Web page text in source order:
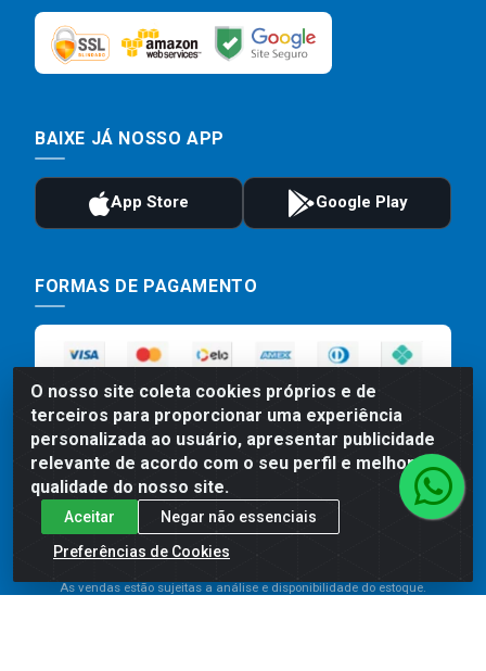
O nosso site coleta cookies próprios e de
terceiros para proporcionar uma experiência
personalizada ao usuário, apresentar publicidade
relevante de acordo com o seu perfil e melhorar a
qualidade do nosso site.
Aceitar
Negar não essenciais
Preferências de Cookies
BAIXE JÁ NOSSO APP
FORMAS DE PAGAMENTO
Preços, promoções, condições de pagamento e frete são válidos
para compras realizadas exclusivamente pelo site. Caso haja
divergência de preço de um produto, será válido o preço que for
As vendas estão sujeitas a análise e disponibilidade do estoque.